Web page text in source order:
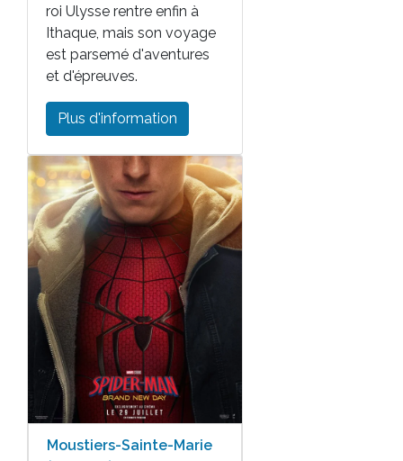
roi Ulysse rentre enfin à
Ithaque, mais son voyage
est parsemé d'aventures
et d'épreuves.
Plus d'information
Moustiers-Sainte-Marie